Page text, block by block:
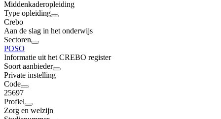
Middenkaderopleiding
Type opleiding
Crebo
Aan de slag in het onderwijs
Sectoren
POSO
Informatie uit het CREBO register
Soort aanbieder
Private instelling
Code
25697
Profiel
Zorg en welzijn